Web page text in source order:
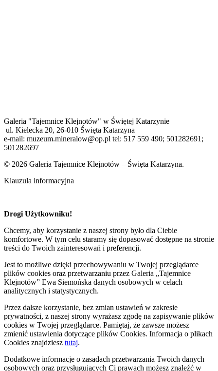
Galeria "Tajemnice Klejnotów" w Świętej Katarzynie
ul. Kielecka 20, 26-010 Święta Katarzyna
e-mail: muzeum.mineralow@op.pl tel: 517 559 490; 501282691;
501282697
© 2026 Galeria Tajemnice Klejnotów – Święta Katarzyna.
Klauzula informacyjna
Drogi Użytkowniku!
Chcemy, aby korzystanie z naszej strony było dla Ciebie
komfortowe. W tym celu staramy się dopasować dostępne na stronie
treści do Twoich zainteresowań i preferencji.
Jest to możliwe dzięki przechowywaniu w Twojej przeglądarce
plików cookies oraz przetwarzaniu przez Galeria „Tajemnice
Klejnotów” Ewa Siemońska danych osobowych w celach
analitycznych i statystycznych.
Przez dalsze korzystanie, bez zmian ustawień w zakresie
prywatności, z naszej strony wyrażasz zgodę na zapisywanie plików
cookies w Twojej przeglądarce. Pamiętaj, że zawsze możesz
zmienić ustawienia dotyczące plików Cookies. Informacja o plikach
Cookies znajdziesz tutaj.
Dodatkowe informacje o zasadach przetwarzania Twoich danych
osobowych oraz przysługujących Ci prawach możesz znaleźć w